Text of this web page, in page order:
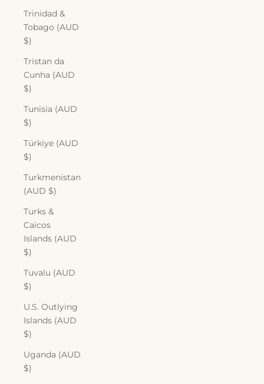
Trinidad &
Tobago (AUD
$)
Tristan da
Cunha (AUD
$)
Tunisia (AUD
$)
Türkiye (AUD
$)
Turkmenistan
(AUD $)
Turks &
Caicos
Islands (AUD
$)
Tuvalu (AUD
$)
U.S. Outlying
Islands (AUD
$)
Uganda (AUD
$)